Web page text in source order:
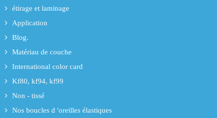
étirage et laminage
Application
Blog.
Matériau de couche
International color card
Kf80, kf94, kf99
Non - tissé
Nos boucles d 'oreilles élastiques